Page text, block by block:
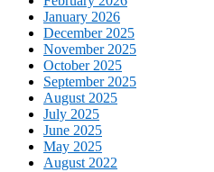
January 2026
December 2025
November 2025
October 2025
September 2025
August 2025
July 2025
June 2025
May 2025
August 2022